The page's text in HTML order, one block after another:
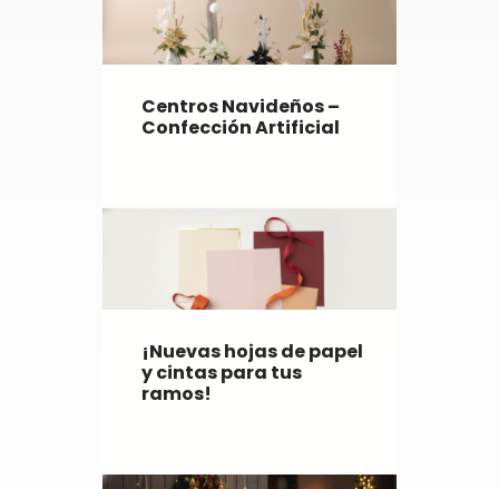
Centros Navideños –
Confección Artificial
¡Nuevas hojas de papel
y cintas para tus
ramos!